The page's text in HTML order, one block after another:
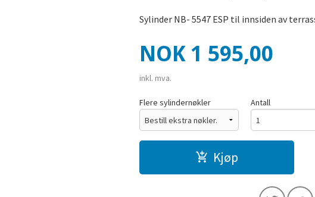
Sylinder NB- 5547 ESP til innsiden av
Pris
NOK 1 595,00
inkl. mva.
Flere sylindernøkler Antall
Kjøp